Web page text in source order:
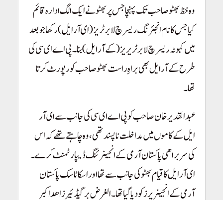
وہ خظ بھٹو صاحب تک پہنچا جس پر بھٹو نے ایک الگ ادارہ قائم
کیا جس کا نام انجئرنگ ریسرچ لابرٹریز(ای آر ایل) رکھا جو بعد
میں کہوٹہ ریسرچ لابرٹریریز (کے آر ایل) بنا۔ پی اے ای سی کی
طرح کے آر ایل بھی براہِ راست بھٹو صاحب کو رپورٹ کرتا
تھا۔
عبدالقدیر خان صاحب کو پی اے ای سی کی جانب سے ای آر
ایل کے کاموں میں مداخلت نا پسند تھی، وہ چاہتے تھے کہ اس
کی سربراھی پاکستان آرمی کے انجینرئنگ ڈیپارٹمنٹ کرے۔
ای آر ایل کا قیام بھٹو کی جانب سے تھا اور اسکا ٹاسک پاکستان
آرمی کے انجینریرز کو دیا گیا تھا۔ الغرض برگیڈئیر زاھد اکبر